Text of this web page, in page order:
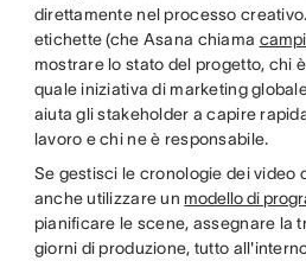
direttamente nel processo
etichette (che Asana chiama
mostrare lo stato del progetto, chi
quale iniziativa di marketing
aiuta gli stakeholder a capire
lavoro e chi ne è responsabile.
Se gestisci le cronologie dei video
anche utilizzare un modello di
pianificare le scene, assegnare la
giorni di produzione, tutto